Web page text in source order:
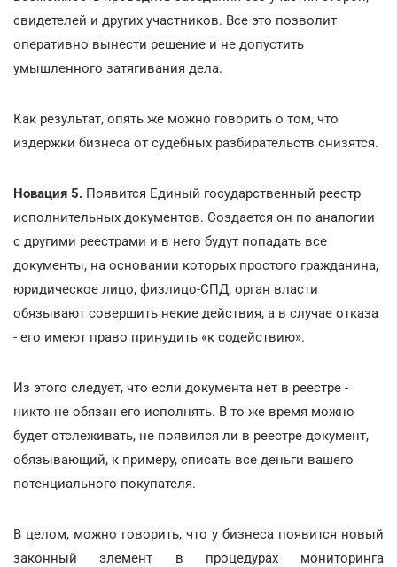
свидетелей и других участников. Все это позволит
оперативно вынести решение и не допустить
умышленного затягивания дела.
Как результат, опять же можно говорить о том, что
издержки бизнеса от судебных разбирательств снизятся.
Новация 5. Появится Единый государственный реестр
исполнительных документов. Создается он по аналогии
с другими реестрами и в него будут попадать все
документы, на основании которых простого гражданина,
юридическое лицо, физлицо-СПД, орган власти
обязывают совершить некие действия, а в случае отказа
- его имеют право принудить «к содействию».
Из этого следует, что если документа нет в реестре -
никто не обязан его исполнять. В то же время можно
будет отслеживать, не появился ли в реестре документ,
обязывающий, к примеру, списать все деньги вашего
потенциального покупателя.
В целом, можно говорить, что у бизнеса появится новый
законный элемент в процедурах мониторинга